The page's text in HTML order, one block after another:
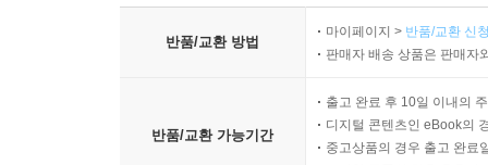
반품/교환 방법
마이페이지 > 반품/교환 신
판매자 배송 상품은 판매자
반품/교환 가능기간
출고 완료 후 10일 이내의
디지털 콘텐츠인 eBook의
중고상품의 경우 출고 완료